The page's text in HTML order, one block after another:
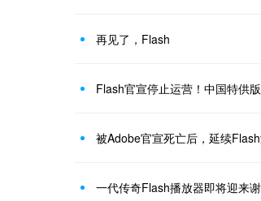
再见了，Flash
Flash官宣停止运营！中国特供
被Adobe官宣死亡后，延续
一代传奇Flash播放器即将迎来